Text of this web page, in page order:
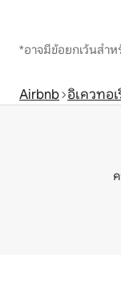
*อาจมีข้อยกเว้นสำ
Airbnb อิเควทอ